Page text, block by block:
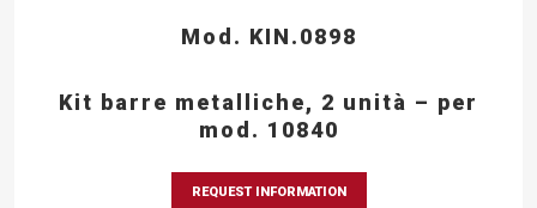
Mod. KIN.0898
Kit barre metalliche, 2 unità – per
mod. 10840
REQUEST INFORMATION